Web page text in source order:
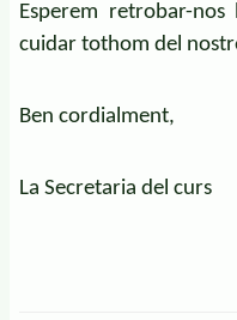
Esperem retrobar-
cuidar tothom del
Ben cordialment,
La Secretaria del curs